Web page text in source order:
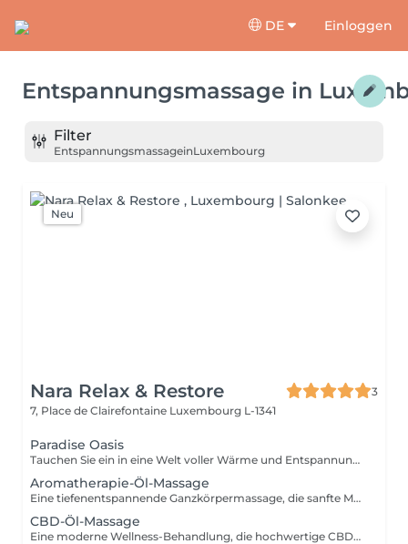
DE Einloggen
Entspannungsmassage in
Filter
EntspannungsmassageinLuxembourg
Neu
Nara Relax & Restore
3
7, Place de Clairefontaine Luxembourg L-1341
Paradise Oasis
Tauchen Sie ein in eine Welt voller Wärme und Entspannung. Dieses luxuriöse Wellness-Ritual kombiniert eine 90-minütige Hot-Stone-Massage mit einer 30-minütigen Thailändischen Fußreflexzonenmassage. Die Behandlung hilft, tiefliegende Verspannungen zu lösen, die Durchblutung zu fördern und Körper und Geist wieder in Einklang zu bringen. Enthalten sind: Hot-Stone-Massage 90 Min. Thailändische Fußreflexzonenmassage 30 Min.
Aromatherapie-Öl-Massage
Eine tiefenentspannende Ganzkörpermassage, die sanfte Massagetechniken mit sorgfältig ausgewählten ätherischen Ölen kombiniert. Die wohltuenden Düfte und fließenden Bewegungen helfen, Muskelverspannungen zu lösen, Stress abzubauen, den Geist zu beruhigen und ein nachhaltiges Gefühl von Wohlbefinden zu fördern.
CBD-Öl-Massage
Eine moderne Wellness-Behandlung, die hochwertige CBD-Öle mit entspannenden Massagetechniken verbindet. Ideal für alle, die sich eine Auszeit vom hektischen Alltag gönnen möchten. Die Behandlung hilft, Muskelspannungen zu lösen und sorgt für ein angenehmes körperliches Wohlgefühl.